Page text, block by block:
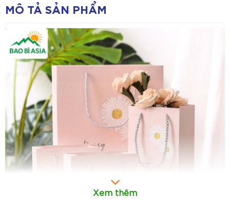
MÔ TẢ SẢN PHẨM
Xem thêm